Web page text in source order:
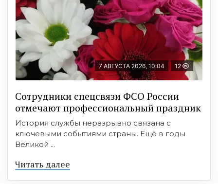
7 АВГУСТА 2026, 10:04 12
Сотрудники спецсвязи ФСО России
отмечают профессиональный праздник
История службы неразрывно связана с
ключевыми событиями страны. Ещё в годы
Великой ...
Читать далее